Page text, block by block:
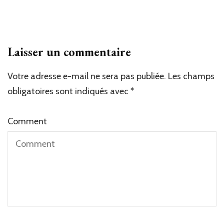
Laisser un commentaire
Votre adresse e-mail ne sera pas publiée. Les champs
obligatoires sont indiqués avec *
Comment